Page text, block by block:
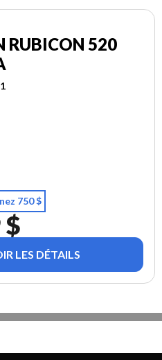
RUBICON 520
750 $
$
LES DÉTAILS